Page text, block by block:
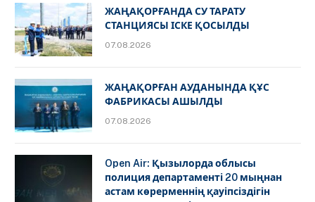
ЖАҢАҚОРҒАНДА СУ ТАРАТУ
СТАНЦИЯСЫ ІСКЕ ҚОСЫЛДЫ
07.08.2026
ЖАҢАҚОРҒАН АУДАНЫНДА ҚҰС
ФАБРИКАСЫ АШЫЛДЫ
07.08.2026
Open Air: Қызылорда облысы
полиция департаменті 20 мыңнан
астам көрерменнің қауіпсіздігін